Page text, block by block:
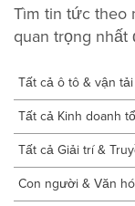
Tìm tin tức theo
quan trọng nhất
Tất cả ô tô & vận tải
Tất cả Kinh doanh
Tất cả Giải trí &
Con người & Văn